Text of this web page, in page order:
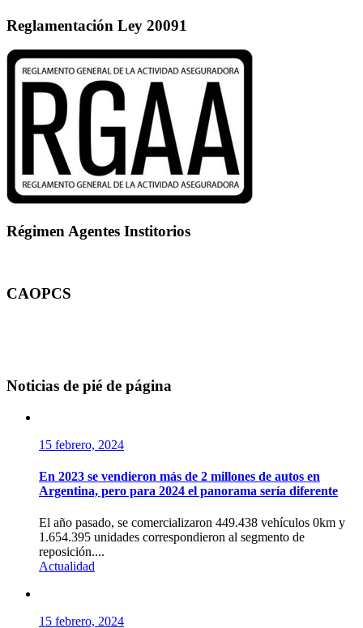
Reglamentación Ley 20091
Régimen Agentes Institorios
CAOPCS
Noticias de pié de página
15 febrero, 2024
En 2023 se vendieron más de 2 millones de autos en
Argentina, pero para 2024 el panorama sería diferente
El año pasado, se comercializaron 449.438 vehículos 0km y
1.654.395 unidades correspondieron al segmento de
reposición....
Actualidad
15 febrero, 2024